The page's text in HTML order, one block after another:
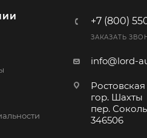
из
+7 (800)
ЗАКАЗАТЬ
info@lord-
гор. Шахты
пер.
346506